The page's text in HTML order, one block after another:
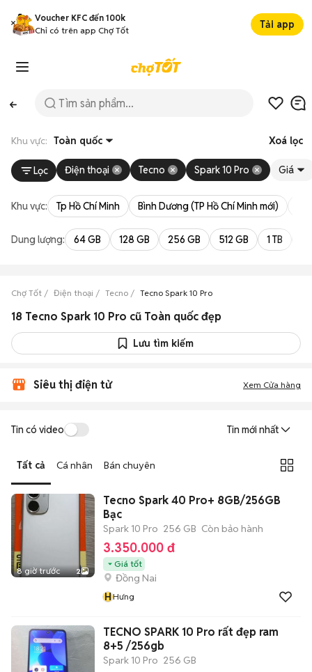
Voucher KFC đến 100k
Chỉ có trên app Chợ Tốt
Tải app
Khu vực: Toàn quốc Xoá lọc
Lọc Điện thoại Tecno Spark 10 Pro Giá
Khu vực: Tp Hồ Chí Minh Bình Dương (TP Hồ Chí Minh mới)
Dung lượng: 64 GB 128 GB 256 GB 512 GB 1 TB
Chợ Tốt Điện thoại Tecno Tecno Spark 10 Pro
18 Tecno Spark 10 Pro cũ Toàn quốc đẹp
Lưu tìm kiếm
Siêu thị điện tử Xem Cửa hàng
Tin có video Tin mới nhất
Tất cả Cá nhân Bán chuyên
8 giờ trước 2
Tecno Spark 40 Pro+ 8GB/256GB
Bạc
Spark 10 Pro 256 GB Còn bảo hành
3.350.000 đ
Giá tốt
Đồng Nai
HHưng
TECNO SPARK 10 Pro rất đẹp ram
8+5 /256gb
Spark 10 Pro 256 GB